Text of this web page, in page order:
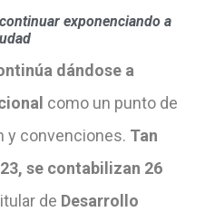
exponenciando a
dándose a
como un punto de
y convenciones. Tan
se contabilizan 26
de Desarrollo